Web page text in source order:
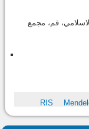
قم، مجمع
RIS